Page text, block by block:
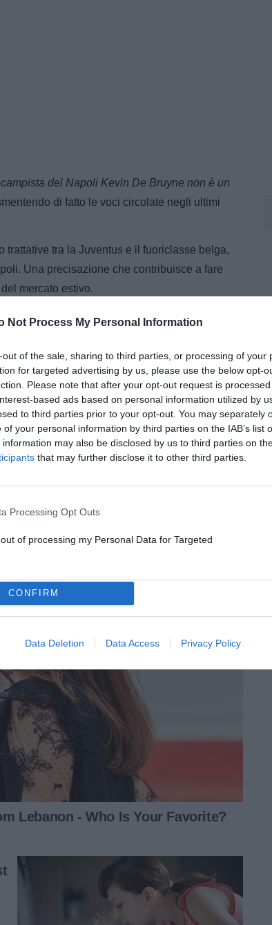
Not Process My Personal Information
out of the sale, sharing to third parties, or processing of your
for targeted advertising by us, please use the below opt-
Please note that after your opt-out request is
based ads based on personal information utilized by
to third parties prior to your opt-out. You may separately
your personal information by third parties on the IAB’s list
may also be disclosed by us to third parties on
that may further disclose it to other third parties.
Processing Opt Outs
of processing my Personal Data for Targeted
CONFIRM
Data Deletion Data Access Privacy Policy
del Napoli Kevin De Bruyne non è un
di fatto le voci circolate negli ultimi
trattative tra la Juventus e il fuoriclasse belga,
Una precisazione che contribuisce a fare
mercato estivo.